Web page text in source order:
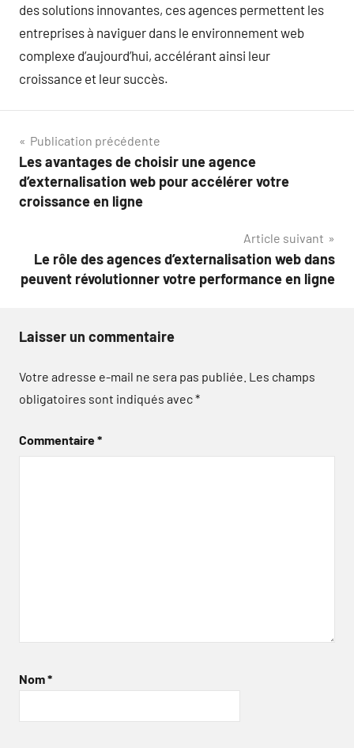
des solutions innovantes, ces agences permettent les
entreprises à naviguer dans le environnement web
complexe d’aujourd’hui, accélérant ainsi leur
croissance et leur succès.
Navigation
de
l’article
Publication précédente
Les avantages de choisir une agence
d’externalisation web pour accélérer votre
croissance en ligne
Article suivant
Le rôle des agences d’externalisation web dans
peuvent révolutionner votre performance en ligne
Laisser un commentaire
Votre adresse e-mail ne sera pas publiée. Les champs
obligatoires sont indiqués avec*
Commentaire*
Nom*